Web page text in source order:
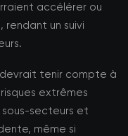
accélérer ou
un suivi
tenir compte à
extrêmes
secteurs et
même si